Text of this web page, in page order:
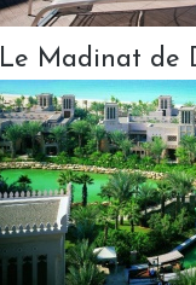
Le Madinat de